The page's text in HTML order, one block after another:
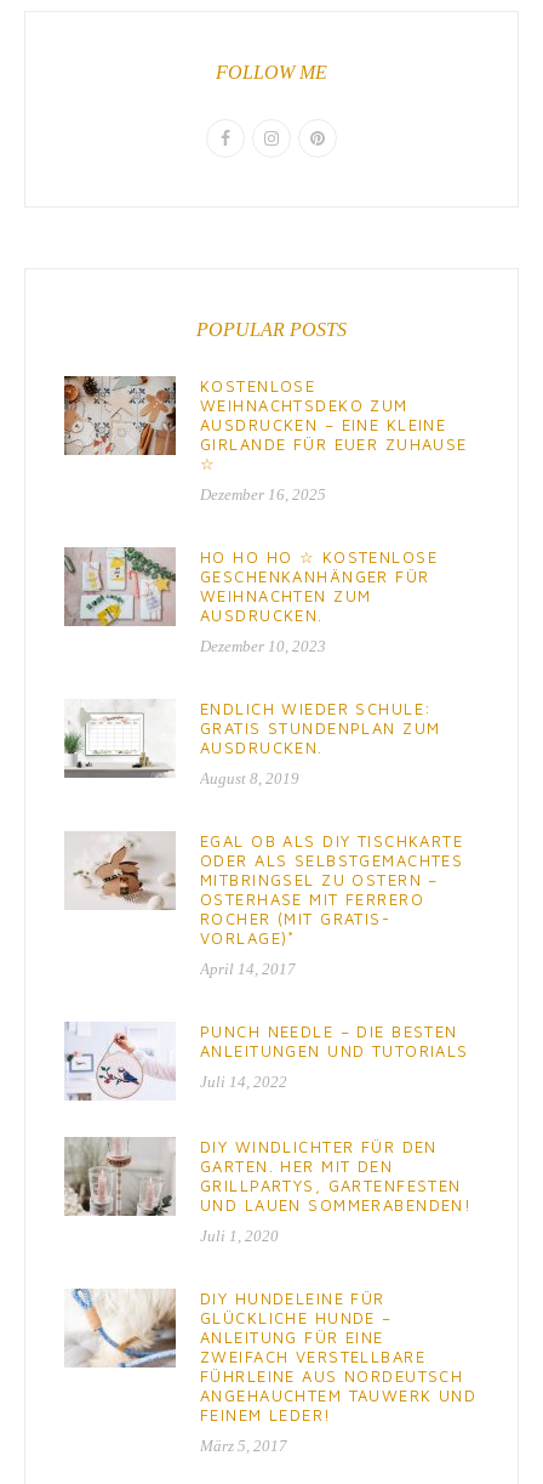
FOLLOW ME
POPULAR POSTS
KOSTENLOSE
WEIHNACHTSDEKO ZUM
AUSDRUCKEN – EINE KLEINE
GIRLANDE FÜR EUER ZUHAUSE
☆
Dezember 16, 2025
HO HO HO ☆ KOSTENLOSE
GESCHENKANHÄNGER FÜR
WEIHNACHTEN ZUM
AUSDRUCKEN.
Dezember 10, 2023
ENDLICH WIEDER SCHULE:
GRATIS STUNDENPLAN ZUM
AUSDRUCKEN.
August 8, 2019
EGAL OB ALS DIY TISCHKARTE
ODER ALS SELBSTGEMACHTES
MITBRINGSEL ZU OSTERN –
OSTERHASE MIT FERRERO
ROCHER (MIT GRATIS-
VORLAGE)*
April 14, 2017
PUNCH NEEDLE – DIE BESTEN
ANLEITUNGEN UND TUTORIALS
Juli 14, 2022
DIY WINDLICHTER FÜR DEN
GARTEN. HER MIT DEN
GRILLPARTYS, GARTENFESTEN
UND LAUEN SOMMERABENDEN!
Juli 1, 2020
DIY HUNDELEINE FÜR
GLÜCKLICHE HUNDE –
ANLEITUNG FÜR EINE
ZWEIFACH VERSTELLBARE
FÜHRLEINE AUS NORDEUTSCH
ANGEHAUCHTEM TAUWERK UND
FEINEM LEDER!
März 5, 2017